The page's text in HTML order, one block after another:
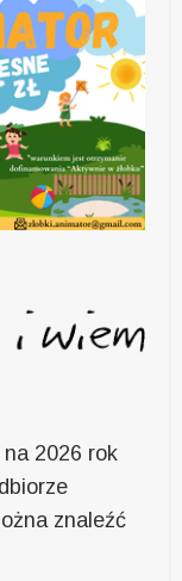
2026 rok
znaleźć